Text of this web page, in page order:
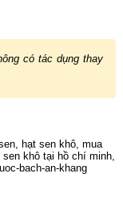
có tác dụng thay
hạt sen khô mua
sen khô tại hồ chí minh
bach-an-khang